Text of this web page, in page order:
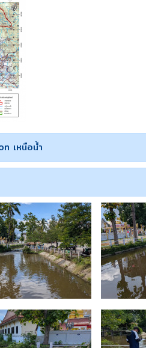
เหนือน้ำ